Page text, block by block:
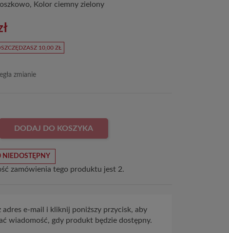
Kolor ciemny zielony
10,00 ZŁ
zmianie
DODAJ DO KOSZYKA
zamówienia tego produktu jest 2.
adres e-mail i kliknij poniższy przycisk, aby
wiadomość, gdy produkt będzie dostępny.